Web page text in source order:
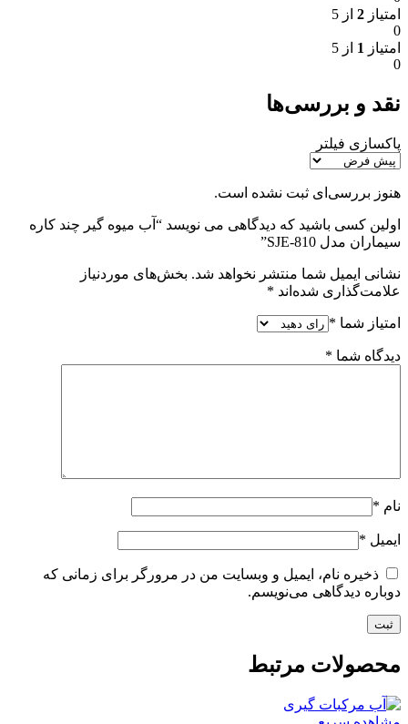
امتیاز 2 از 5
0
امتیاز 1 از 5
0
نقد و بررسی‌ها
پاکسازی فیلتر
هنوز بررسی‌ای ثبت نشده است.
اولین کسی باشید که دیدگاهی می نویسد “آب میوه گیر چند کاره
سیماران مدل SJE-810”
نشانی ایمیل شما منتشر نخواهد شد. بخش‌های موردنیاز
علامت‌گذاری شده‌اند *
امتیاز شما *
دیدگاه شما *
نام *
ایمیل *
ذخیره نام، ایمیل و وبسایت من در مرورگر برای زمانی که
دوباره دیدگاهی می‌نویسم.
محصولات مرتبط